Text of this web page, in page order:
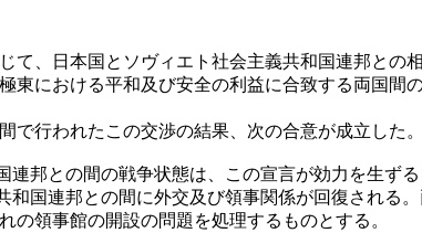
、日本国とソヴィエト社会主義共和国連邦との
東における平和及び安全の利益に合致する両国
行われたこの交渉の結果、次の合意が成立した。
邦との間の戦争状態は、この宣言が効力を生ず
国連邦との間に外交及び領事関係が回復される
の領事館の開設の問題を処理するものとする。